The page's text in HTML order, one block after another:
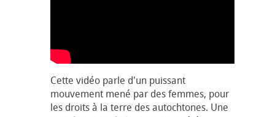
Cette vidéo parle d'un puissant
mouvement mené par des femmes, pour
les droits à la terre des autochtones. Une